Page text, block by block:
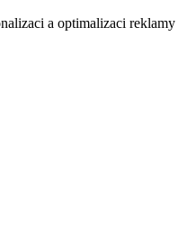
a optimalizaci